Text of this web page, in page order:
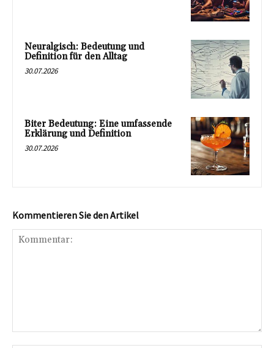
Neuralgisch: Bedeutung und
Definition für den Alltag
30.07.2026
Biter Bedeutung: Eine umfassende
Erklärung und Definition
30.07.2026
Kommentieren Sie den Artikel